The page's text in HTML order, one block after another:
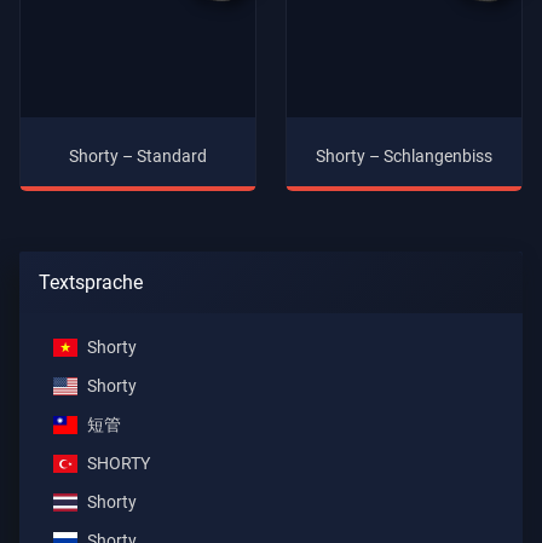
Shorty – Standard Shorty – Schlangenbiss
Textsprache
Shorty
Shorty
短管
SHORTY
Shorty